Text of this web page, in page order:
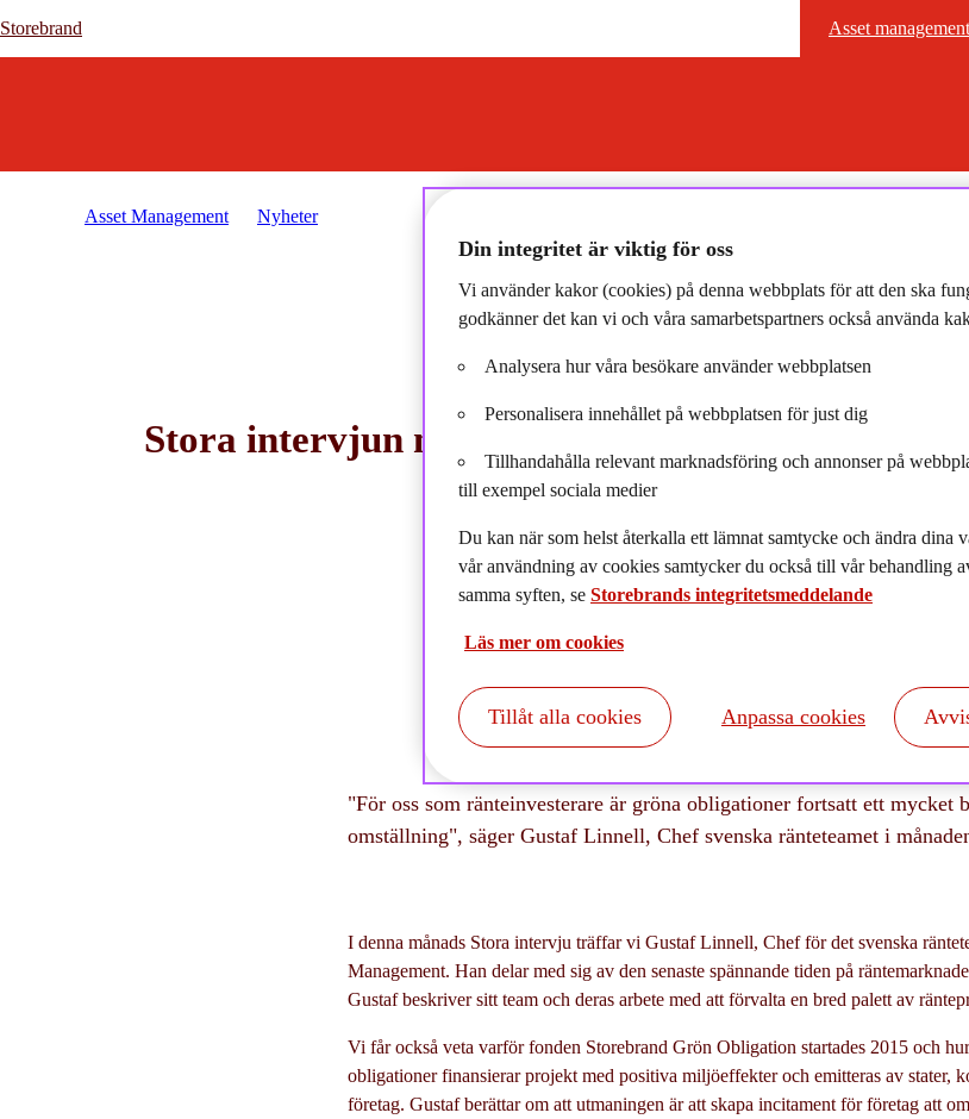
Storebrand Asset management
Storebrand Asset management
Asset Management Nyheter
Stora intervjun med Gustaf Linnell, Chef svenska
ränteteamet
2025-03-14
"För oss som ränteinvesterare är gröna obligationer fortsatt ett mycket
omställning", säger Gustaf Linnell, Chef svenska ränteteamet i
I denna månads Stora intervju träffar vi Gustaf Linnell, Chef för det svenska
Management. Han delar med sig av den senaste spännande tiden på
Gustaf beskriver sitt team och deras arbete med att förvalta en bred palett av
Vi får också veta varför fonden Storebrand Grön Obligation startades 2015 och
obligationer finansierar projekt med positiva miljöeffekter och emitteras av stater,
företag. Gustaf berättar om att utmaningen är att skapa incitament för företag att
Din integritet är viktig för oss
Vi använder kakor (cookies) på denna webbplats för att den ska
godkänner det kan vi och våra samarbetspartners också använda
Analysera hur våra besökare använder webbplatsen
Personalisera innehållet på webbplatsen för just dig
Tillhandahålla relevant marknadsföring och annonser på
till exempel sociala medier
Du kan när som helst återkalla ett lämnat samtycke och ändra dina
vår användning av cookies samtycker du också till vår behandling
samma syften, se Storebrands integritetsmeddelande
Läs mer om cookies
Anpassa cookies
Tillåt alla cookies